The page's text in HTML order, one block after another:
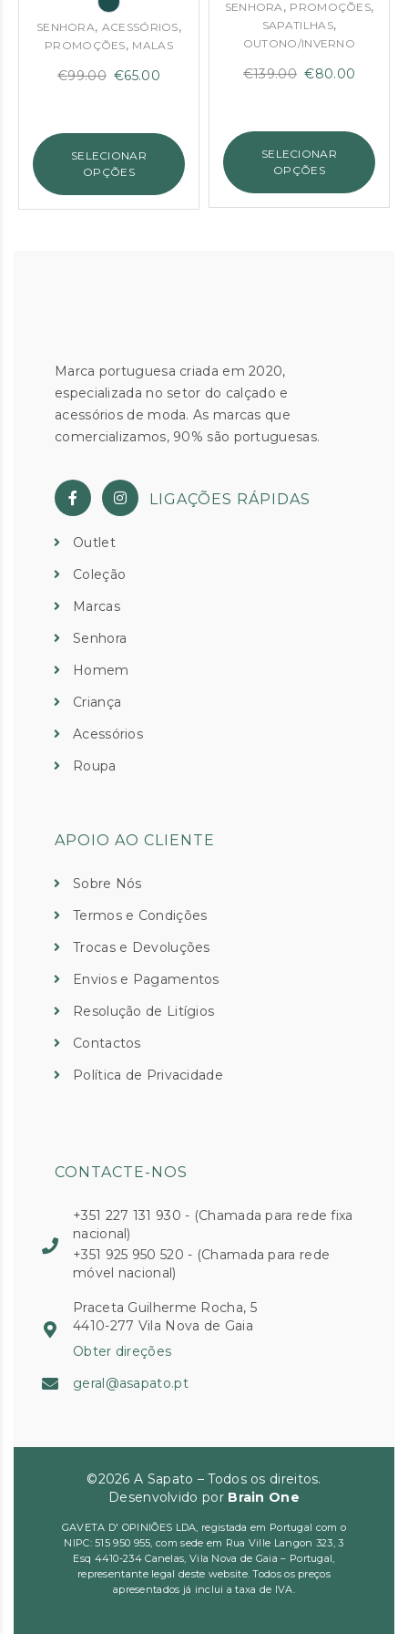
SENHORA, ACESSÓRIOS,
PROMOÇÕES, MALAS
€99.00 O
€99.00.
€65.00
é:
€65.00.
SELECIONAR
OPÇÕES
SENHORA, PROMOÇÕES,
SAPATILHAS,
OUTONO/INVERNO
€139.00 O
€139.00.
€80.00
é:
SELECIONAR
OPÇÕES
Marca portuguesa criada em 2020,
especializada no setor do calçado e
acessórios de moda. As marcas que
comercializamos, 90% são portuguesas.
LIGAÇÕES RÁPIDAS
Outlet
Coleção
Marcas
Senhora
Homem
Criança
Acessórios
Roupa
APOIO AO CLIENTE
Sobre Nós
Termos e Condições
Trocas e Devoluções
Envios e Pagamentos
Resolução de Litígios
Contactos
Política de Privacidade
CONTACTE-NOS
+351 227 131 930 - (Chamada para rede fixa
nacional)
+351 925 950 520 - (Chamada para rede
móvel nacional)
Praceta Guilherme Rocha, 5
4410-277 Vila Nova de Gaia
Obter direções
geral@asapato.pt
©2026 A Sapato – Todos os direitos.
Desenvolvido por Brain One
GAVETA D' OPINIÕES LDA, registada em Portugal com o
NIPC: 515 950 955, com sede em Rua Ville Langon 323, 3
Esq 4410-234 Canelas, Vila Nova de Gaia – Portugal,
representante legal deste website. Todos os preços
apresentados já inclui a taxa de IVA.